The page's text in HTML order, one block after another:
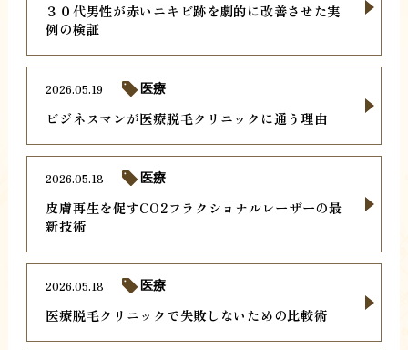
３０代男性が赤いニキビ跡を劇的に改善させた実
例の検証
ビジネスマンが医療脱毛クリニックに通う理由
2026.05.19 医療
皮膚再生を促すCO2フラクショナルレーザーの最
新技術
2026.05.18 医療
医療脱毛クリニックで失敗しないための比較術
2026.05.18 医療